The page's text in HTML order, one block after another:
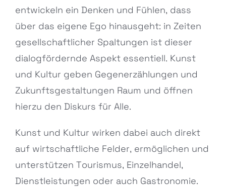
entwickeln ein Denken und Fühlen, dass
über das eigene Ego hinausgeht: in Zeiten
gesellschaftlicher Spaltungen ist dieser
dialogfördernde Aspekt essentiell. Kunst
und Kultur geben Gegenerzählungen und
Zukunftsgestaltungen Raum und öffnen
hierzu den Diskurs für Alle.
Kunst und Kultur wirken dabei auch direkt
auf wirtschaftliche Felder, ermöglichen und
unterstützen Tourismus, Einzelhandel,
Dienstleistungen oder auch Gastronomie.